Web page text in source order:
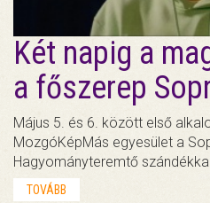
Két napig a
a főszerep
Május 5. és 6. között első
MozgóKépMás egyesület a
Hagyományteremtő
TOVÁBB